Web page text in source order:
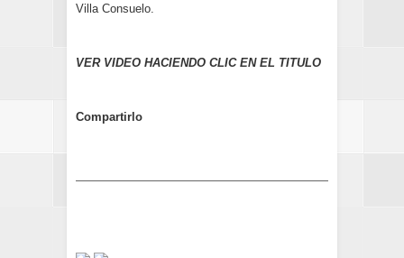
Villa Consuelo.
VER VIDEO HACIENDO CLIC EN EL TITULO
Compartirlo